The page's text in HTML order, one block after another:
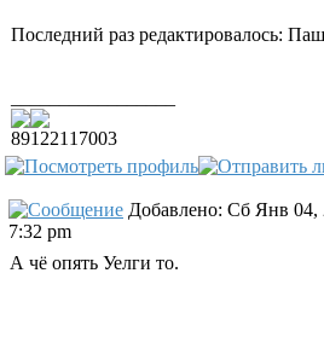
Последний раз редактировалось:
89122117003
Добавлено: Сб Янв 04,
7:32 pm
А чё опять Уелги то.